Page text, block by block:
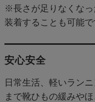
※長さが足りなくなっ
装着することも可能で
安心安全
日常生活、軽いラン
まで靴ひもの緩みや